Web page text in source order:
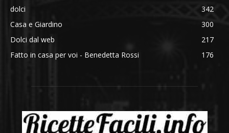
dolci
342
Casa e Giardino
300
Dolci dal web
217
Fatto in casa per voi - Benedetta Rossi
176